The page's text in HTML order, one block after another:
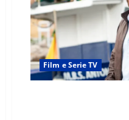
Film e Serie TV